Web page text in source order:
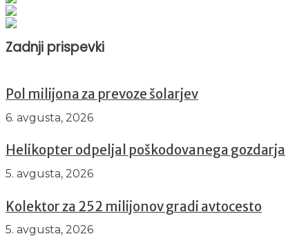
Zadnji prispevki
Pol milijona za prevoze šolarjev
6. avgusta, 2026
Helikopter odpeljal poškodovanega gozdarja
5. avgusta, 2026
Kolektor za 252 milijonov gradi avtocesto
5. avgusta, 2026